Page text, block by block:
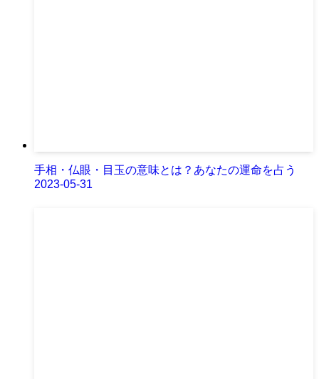
手相・仏眼・目玉の意味とは？あなたの運命を占う
2023-05-31